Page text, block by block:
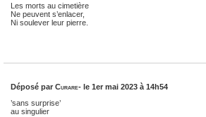
Les morts au cimetière
Ne peuvent s’enlacer,
Ni soulever leur pierre.
Déposé par Curare- le 1er mai 2023 à 14h54
’sans surprise’
au singulier